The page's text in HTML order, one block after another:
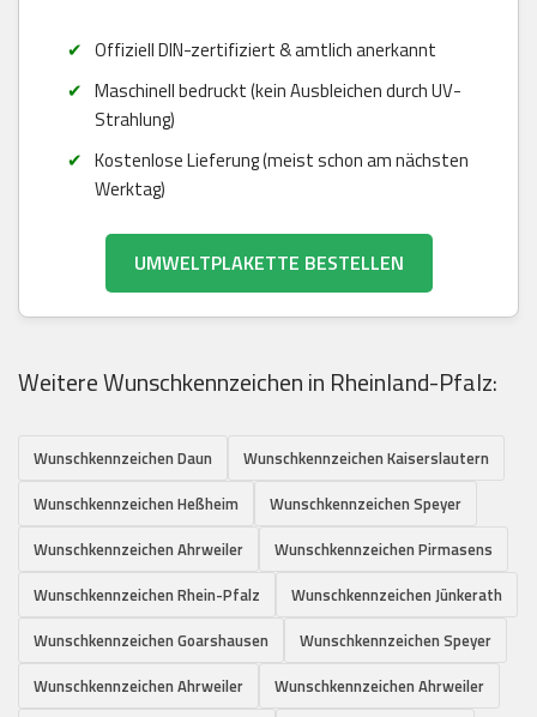
Offiziell DIN-zertifiziert & amtlich anerkannt
Maschinell bedruckt (kein Ausbleichen durch UV-
Strahlung)
Kostenlose Lieferung (meist schon am nächsten
Werktag)
UMWELTPLAKETTE BESTELLEN
Weitere Wunschkennzeichen in Rheinland-Pfalz:
Wunschkennzeichen Daun
Wunschkennzeichen Kaiserslautern
Wunschkennzeichen Heßheim
Wunschkennzeichen Speyer
Wunschkennzeichen Ahrweiler
Wunschkennzeichen Pirmasens
Wunschkennzeichen Rhein-Pfalz
Wunschkennzeichen Jünkerath
Wunschkennzeichen Goarshausen
Wunschkennzeichen Speyer
Wunschkennzeichen Ahrweiler
Wunschkennzeichen Ahrweiler